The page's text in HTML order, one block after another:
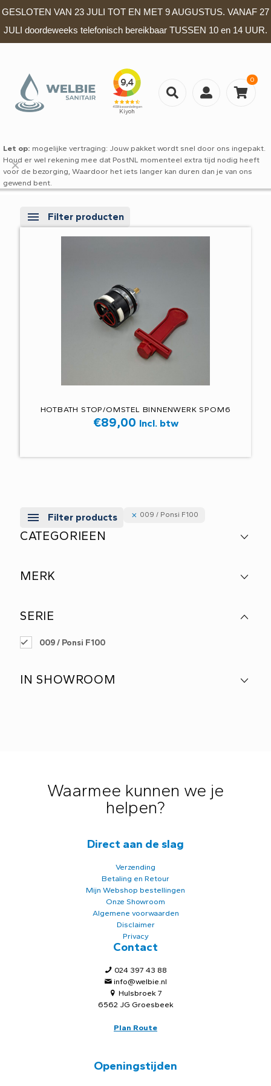
GESLOTEN VAN 23 JULI TOT EN MET 9 AUGUSTUS. VANAF 27
JULI doordeweeks telefonisch bereikbaar TUSSEN 10 en 14 UUR.
0
Let op: mogelijke vertraging: Jouw pakket wordt snel door ons ingepakt.
Houd er wel rekening mee dat PostNL momenteel extra tijd nodig heeft
voor de bezorging, Waardoor het iets langer kan duren dan je van ons
gewend bent.
✕
Filter producten
HOTBATH STOP/OMSTEL BINNENWERK SPOM6
€89,00 Incl. btw
Filter products 009 / Ponsi F100
CATEGORIEEN
MERK
SERIE
009 / Ponsi F100
IN SHOWROOM
Waarmee kunnen we je
helpen?
Direct aan de slag
Verzending
Betaling en Retour
Mijn Webshop bestellingen
Onze Showroom
Algemene voorwaarden
Disclaimer
Privacy
Contact
024 397 43 88
info@welbie.nl
Hulsbroek 7
6562 JG Groesbeek
Plan Route
Openingstijden